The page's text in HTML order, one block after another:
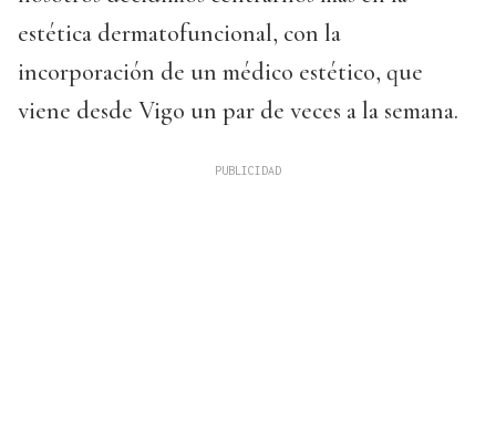
estética dermatofuncional, con la
incorporación de un médico estético, que
viene desde Vigo un par de veces a la semana.